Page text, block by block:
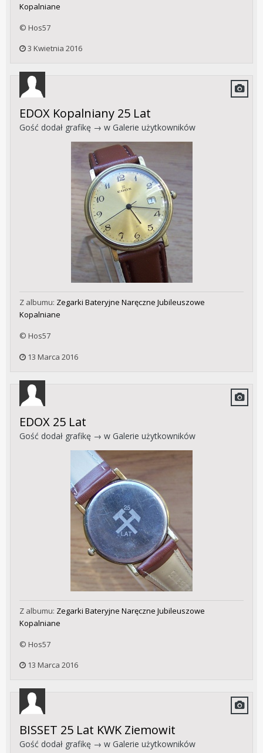
Kopalniane
© Hos57
3 Kwietnia 2016
EDOX Kopalniany 25 Lat
Gość dodał grafikę → w Galerie użytkowników
Z albumu: Zegarki Bateryjne Naręczne Jubileuszowe
Kopalniane
© Hos57
13 Marca 2016
EDOX 25 Lat
Gość dodał grafikę → w Galerie użytkowników
Z albumu: Zegarki Bateryjne Naręczne Jubileuszowe
Kopalniane
© Hos57
13 Marca 2016
BISSET 25 Lat KWK Ziemowit
Gość dodał grafikę → w Galerie użytkowników